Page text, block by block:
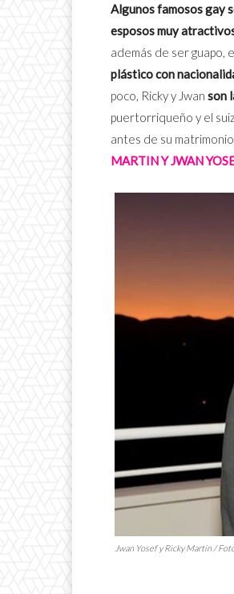
Algunos famosos gay
esposos muy
además de ser guapo,
plástico con
poco, Ricky y Jwan son
puertorriqueño y el
antes de su matrimonio.
MARTIN Y JWAN
Jwan Yosef y Ricky Martin /